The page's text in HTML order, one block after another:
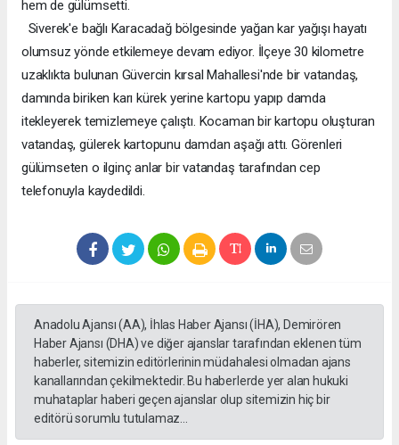
hem de gülümsetti.
Siverek'e bağlı Karacadağ bölgesinde yağan kar yağışı hayatı
olumsuz yönde etkilemeye devam ediyor. İlçeye 30 kilometre
uzaklıkta bulunan Güvercin kırsal Mahallesi'nde bir vatandaş,
damında biriken karı kürek yerine kartopu yapıp damda
itekleyerek temizlemeye çalıştı. Kocaman bir kartopu oluşturan
vatandaş, gülerek kartopunu damdan aşağı attı. Görenleri
gülümseten o ilginç anlar bir vatandaş tarafından cep
telefonuyla kaydedildi.
Anadolu Ajansı (AA), İhlas Haber Ajansı (İHA), Demirören
Haber Ajansı (DHA) ve diğer ajanslar tarafından eklenen tüm
haberler, sitemizin editörlerinin müdahalesi olmadan ajans
kanallarından çekilmektedir. Bu haberlerde yer alan hukuki
muhataplar haberi geçen ajanslar olup sitemizin hiç bir
editörü sorumlu tutulamaz...